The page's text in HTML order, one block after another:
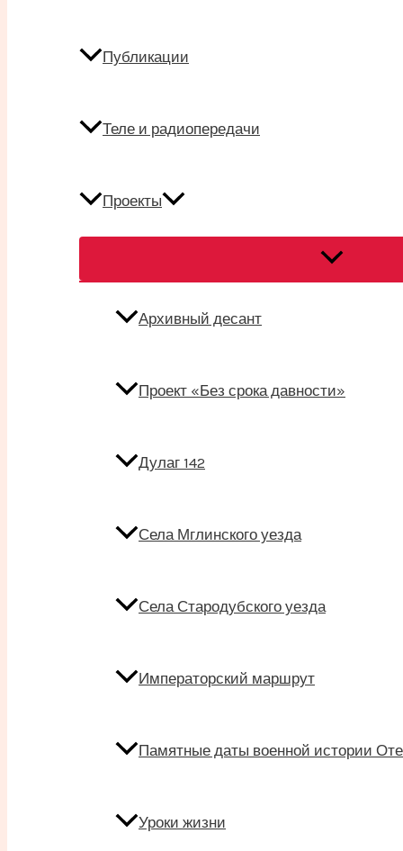
Публикации
Теле и радиопередачи
Проекты
Архивный десант
Проект «Без срока давности»
Дулаг 142
Села Мглинского уезда
Села Стародубского уезда
Императорский маршрут
Памятные даты военной истории
Уроки жизни